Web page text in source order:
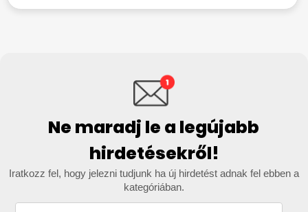
Ne maradj le a legújabb
hirdetésekről!
Iratkozz fel, hogy jelezni tudjunk ha új hirdetést adnak fel ebben a
kategóriában.